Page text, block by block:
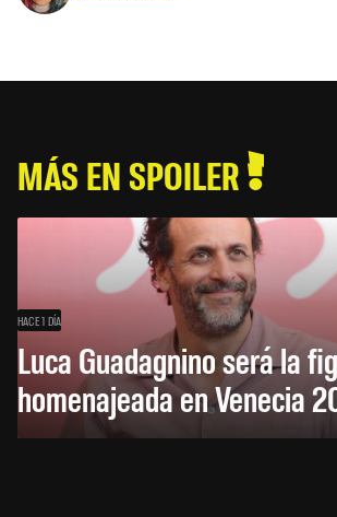
MÁS EN SPOILER
HACE 1 DÍA
Luca Guadagnino será la
homenajeada en Venecia